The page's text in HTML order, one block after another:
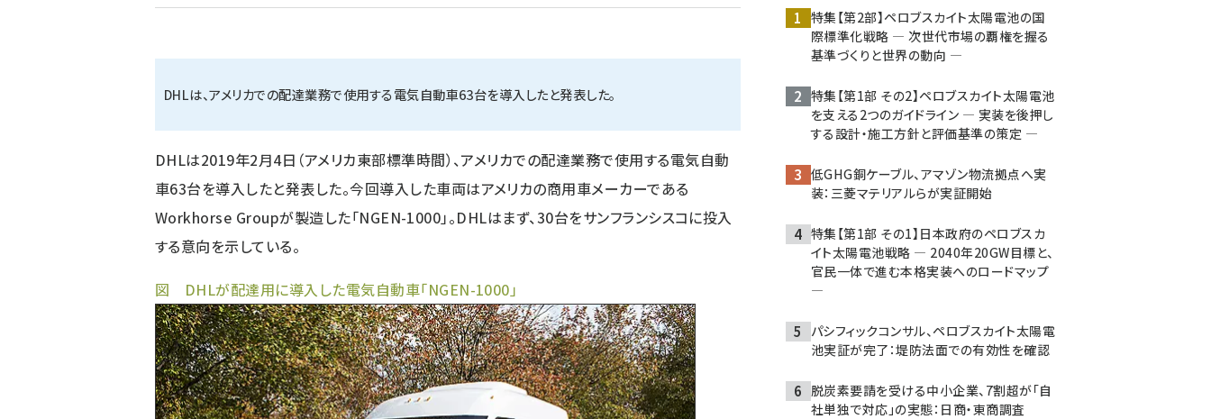
DHLは、アメリカでの配達業務で使用する電気自動車63台を導入したと発表した。
DHLは2019年2月4日（アメリカ東部標準時間）、アメリカでの配達業務で使用する電気自動
車63台を導入したと発表した。今回導入した車両はアメリカの商用車メーカーである
Workhorse Groupが製造した「NGEN-1000」。DHLはまず、30台をサンフランシスコに投入
する意向を示している。
図 DHLが配達用に導入した電気自動車「NGEN-1000」
特集【第2部】ペロブスカイト太陽電池の国
際標準化戦略 ― 次世代市場の覇権を握る
基準づくりと世界の動向 ―
特集【第1部 その2】ペロブスカイト太陽電池
を支える2つのガイドライン ― 実装を後押し
する設計・施工方針と評価基準の策定 ―
低GHG銅ケーブル、アマゾン物流拠点へ実
装：三菱マテリアルらが実証開始
特集【第1部 その1】日本政府のペロブスカ
イト太陽電池戦略 ― 2040年20GW目標と、
官民一体で進む本格実装へのロードマップ
―
パシフィックコンサル、ペロブスカイト太陽電
池実証が完了：堤防法面での有効性を確認
脱炭素要請を受ける中小企業、7割超が「自
社単独で対応」の実態：日商・東商調査